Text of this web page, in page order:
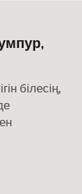
білесің,